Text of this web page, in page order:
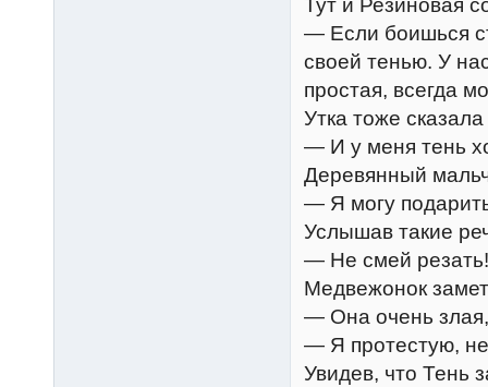
Тут и Резиновая
— Если боишься
своей тенью. У
простая, всегда
Утка тоже
— И у меня тень
Деревянный
— Я могу
Услышав такие
— Не смей
Медвежонок
— Она очень злая,
— Я протестую,
Увидев, что Тень